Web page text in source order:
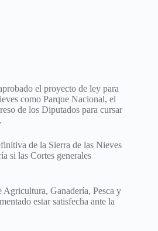
el proyecto de ley para
como Parque Nacional, el
de los Diputados para cursar
de la Sierra de las Nieves
si las Cortes generales
Agricultura, Ganadería, Pesca y
estar satisfecha ante la